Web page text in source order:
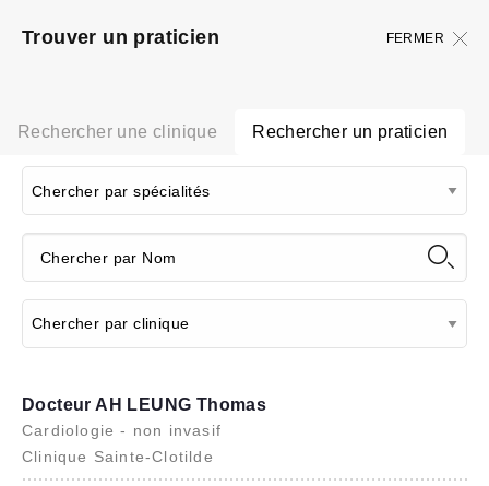
FERMER
Trouver un praticien
Rechercher une clinique Rechercher un praticien
Docteur AH LEUNG Thomas
Cardiologie - non invasif
Clinique Sainte-Clotilde